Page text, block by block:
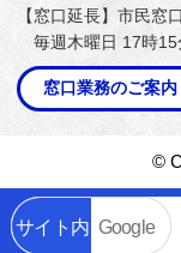
サイト内 Google
【窓口延長】市民窓
毎週木曜日 17時15
窓口業務のご案内
©